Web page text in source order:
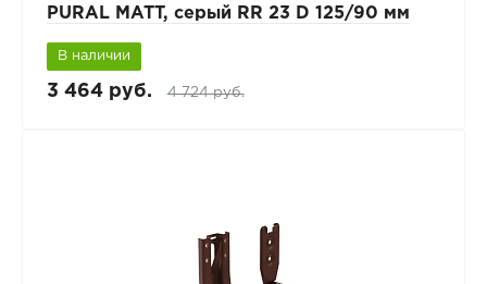
PURAL MATT, серый RR 23 D 125/90 мм
В наличии
3 464 руб. 4 724 руб.